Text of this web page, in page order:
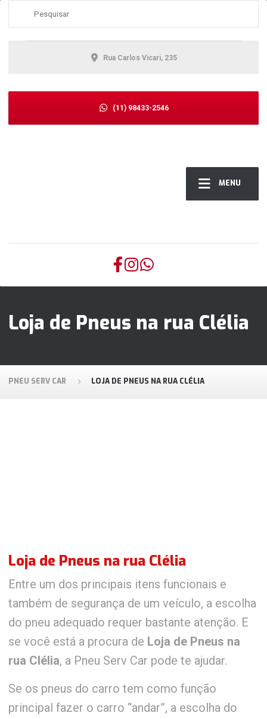
MENU
Rua Carlos Vicari, 235
(11) 98433-2546
Loja de Pneus na rua Clélia
PNEU SERV CAR LOJA DE PNEUS NA RUA CLÉLIA
Loja de Pneus na rua Clélia
Entre um dos principais itens funcionais e
também de segurança de um veículo, a escolha
do pneu adequado requer bastante atenção. E
se você está a procura de Loja de Pneus na
rua Clélia, a Pneu Serv Car pode te ajudar.
Se os pneus do carro tem como função
principal fazer o carro “andar”, a escolha do